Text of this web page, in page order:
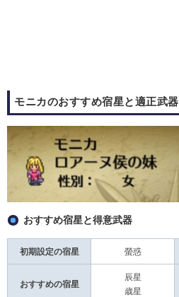
モニカのおすすめ宿星と適正武器
おすすめ宿星と得意武器
初期設定の宿星 螢惑
おすすめの宿星
辰星
歳星